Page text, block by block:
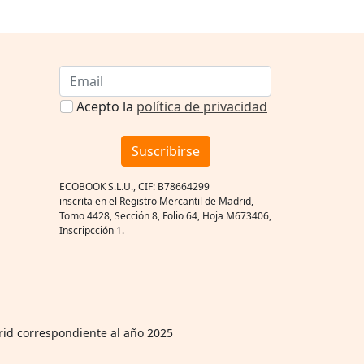
Acepto la política de privacidad
Suscribirse
ECOBOOK S.L.U., CIF: B78664299
inscrita en el Registro Mercantil de Madrid,
Tomo 4428, Sección 8, Folio 64, Hoja M673406,
Inscripcción 1.
correspondiente al año 2025